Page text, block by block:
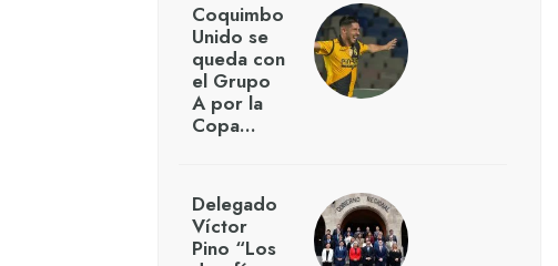
Coquimbo
Unido se
queda con
el Grupo
A por la
Copa…
Delegado
Víctor
Pino “Los